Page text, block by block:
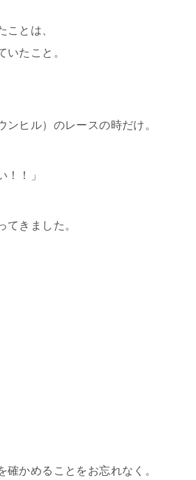
とは、
いたこと。
ヒル）のレースの時だけ。
！！」
きました。
かめることをお忘れなく。